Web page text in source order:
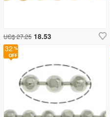
32
US$ 27.25 18.53